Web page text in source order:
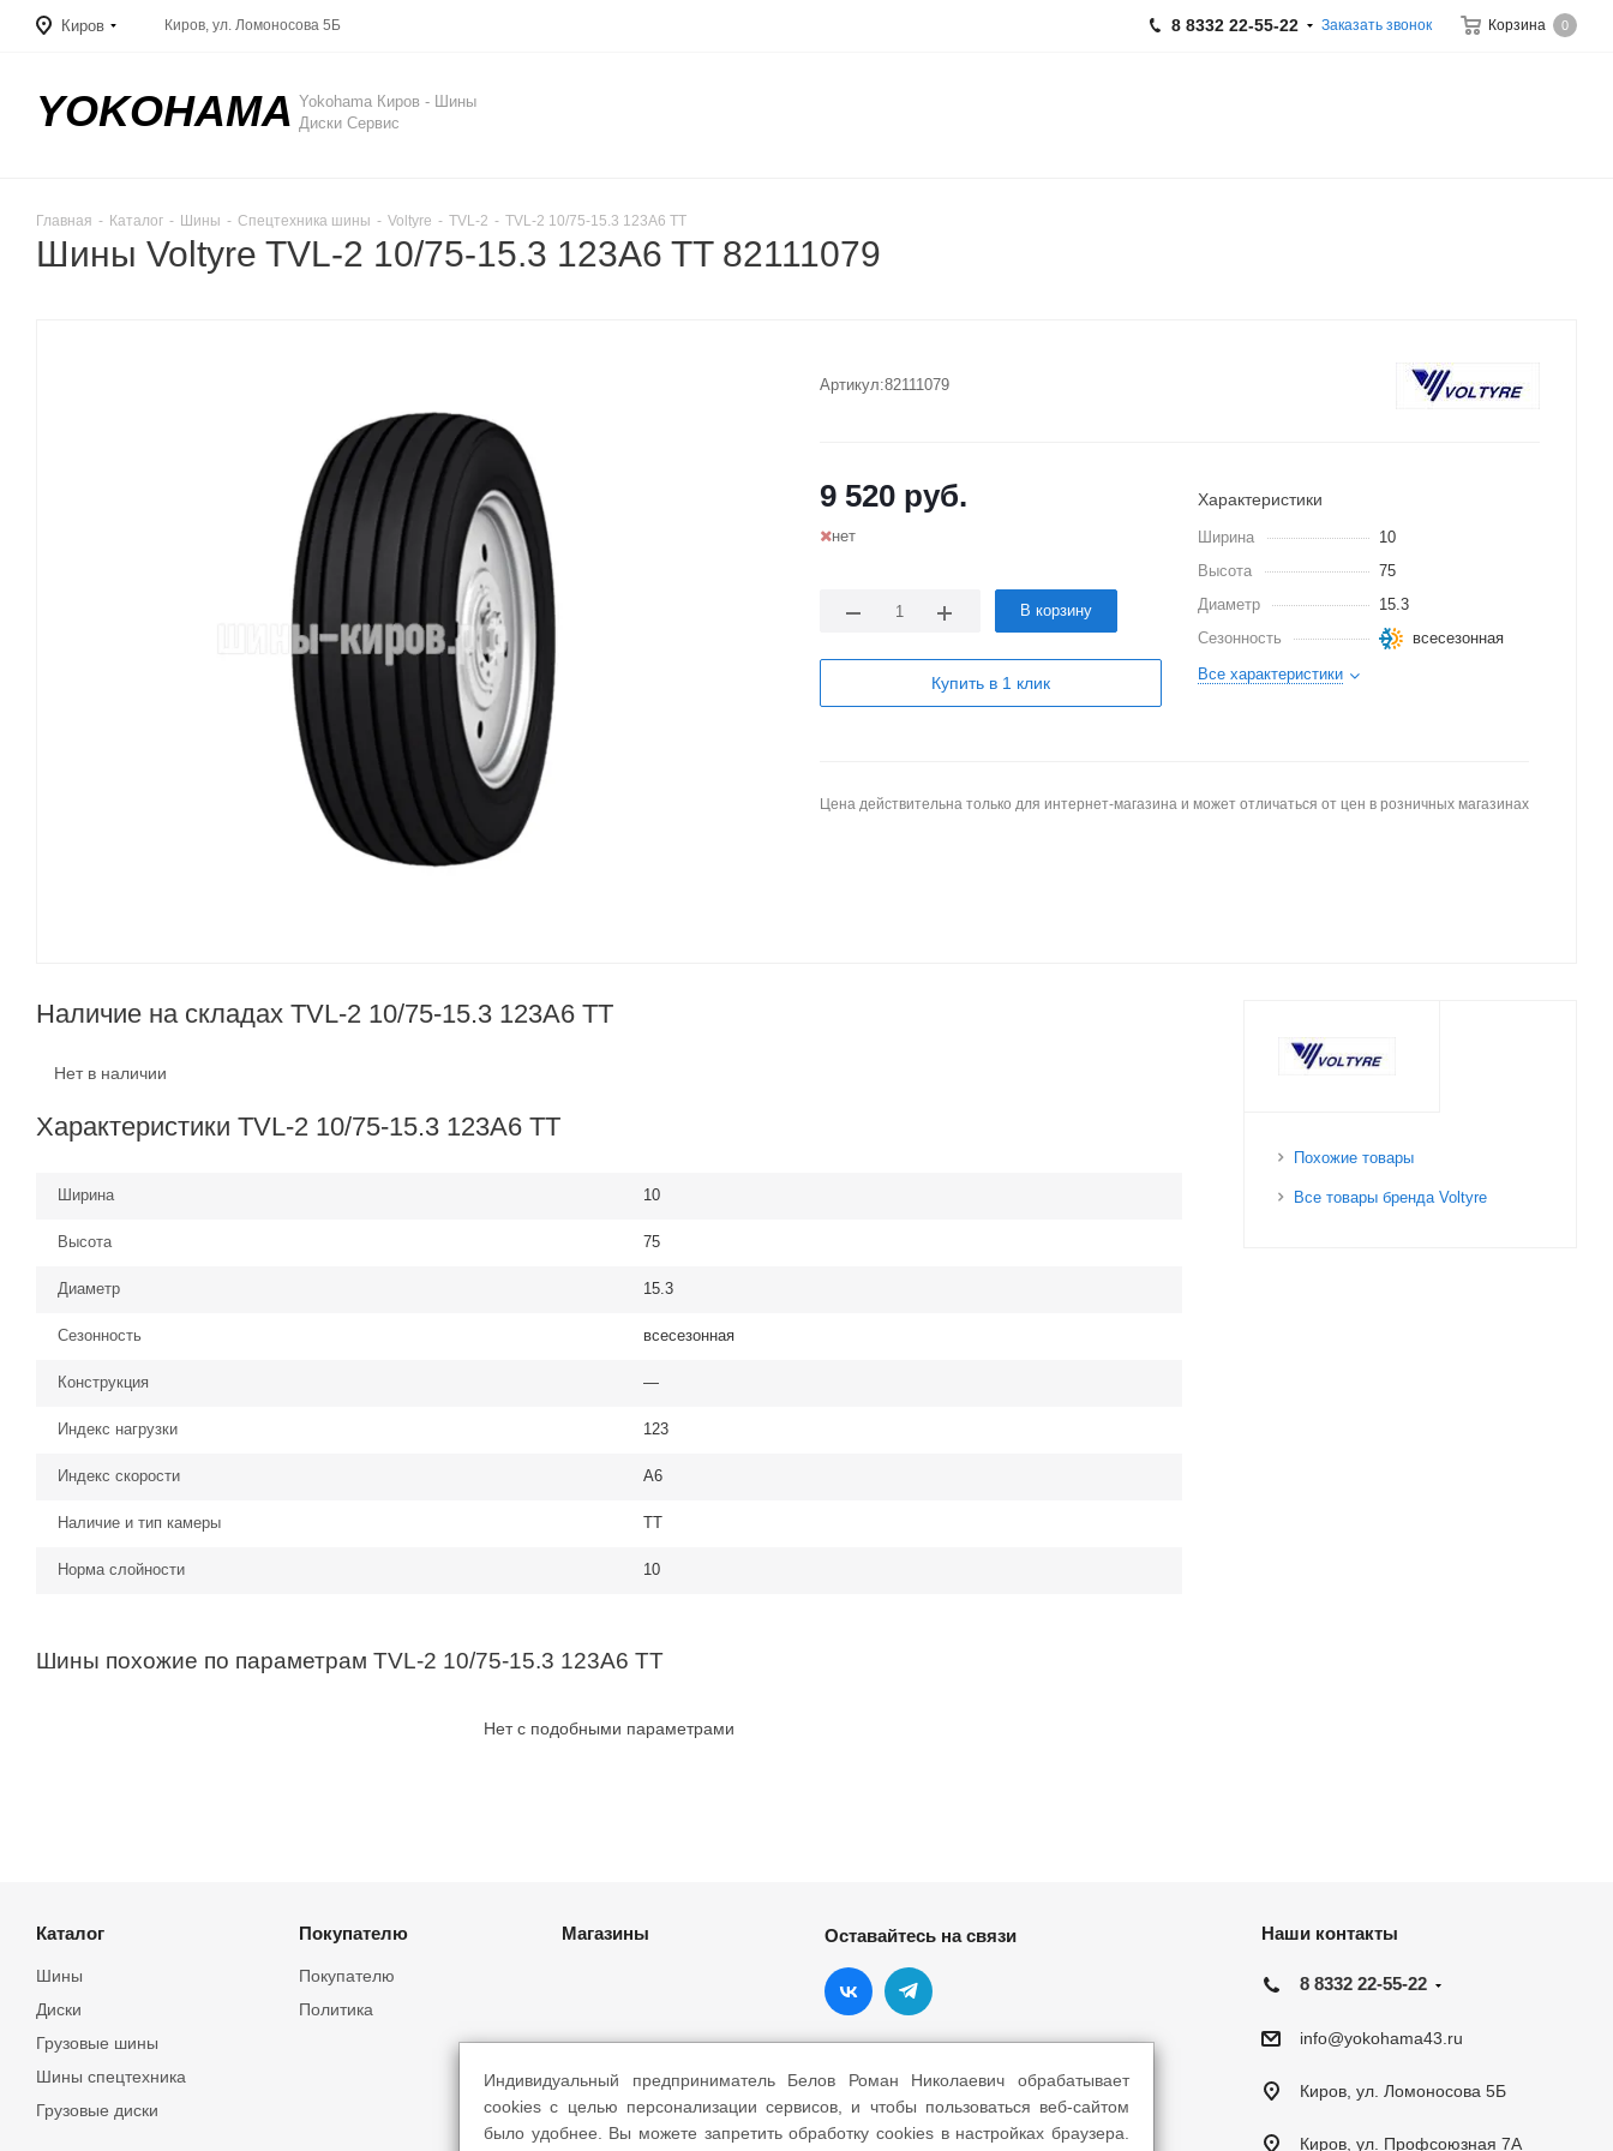
Киров Корзина 0
Киров, ул. Ломоносова 5Б 8 8332 22-55-22 Заказать звонок
YOKOHAMA Yokohama Киров - Шины
Диски Сервис
Главная - Каталог - Шины - Спецтехника шины - Voltyre - TVL-2 - TVL-2 10/75-15.3 123A6 TT
Шины Voltyre TVL-2 10/75-15.3 123A6 TT 82111079
Артикул:82111079
9 520 руб.
нет
В корзину
Купить в 1 клик
Характеристики
Ширина
10
Высота
75
Диаметр
15.3
Сезонность
всесезонная
Все характеристики
Цена действительна только для интернет-магазина и может отличаться от цен в розничных магазинах
Наличие на складах TVL-2 10/75-15.3 123A6 TT
Нет в наличии
Характеристики TVL-2 10/75-15.3 123A6 TT
Ширина 10
Высота 75
Диаметр 15.3
Сезонность всесезонная
Конструкция —
Индекс нагрузки 123
Индекс скорости A6
Наличие и тип камеры TT
Норма слойности 10
Шины похожие по параметрам TVL-2 10/75-15.3 123A6 TT
Нет с подобными параметрами
Похожие товары
Все товары бренда Voltyre
Каталог
Шины
Грузовые шины
Шины спецтехника
Диски
Грузовые диски
Покупателю
Покупателю
Политика
Магазины Оставайтесь на связи Наши контакты
8 8332 22-55-22
info@yokohama43.ru
Киров, ул. Ломоносова 5Б
Киров, ул. Профсоюзная 7А
Индивидуальный предприниматель Белов Роман Николаевич обрабатывает
cookies с целью персонализации сервисов, и чтобы пользоваться веб-сайтом
было удобнее. Вы можете запретить обработку cookies в настройках браузера.